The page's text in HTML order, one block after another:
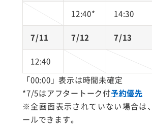
12:40* 14:30
7/11 7/12 7/13
12:40
「00:00」表示は時間未確定
*7/5はアフタートーク付予約優先
※全画面表示されていない場合は
ールできます。